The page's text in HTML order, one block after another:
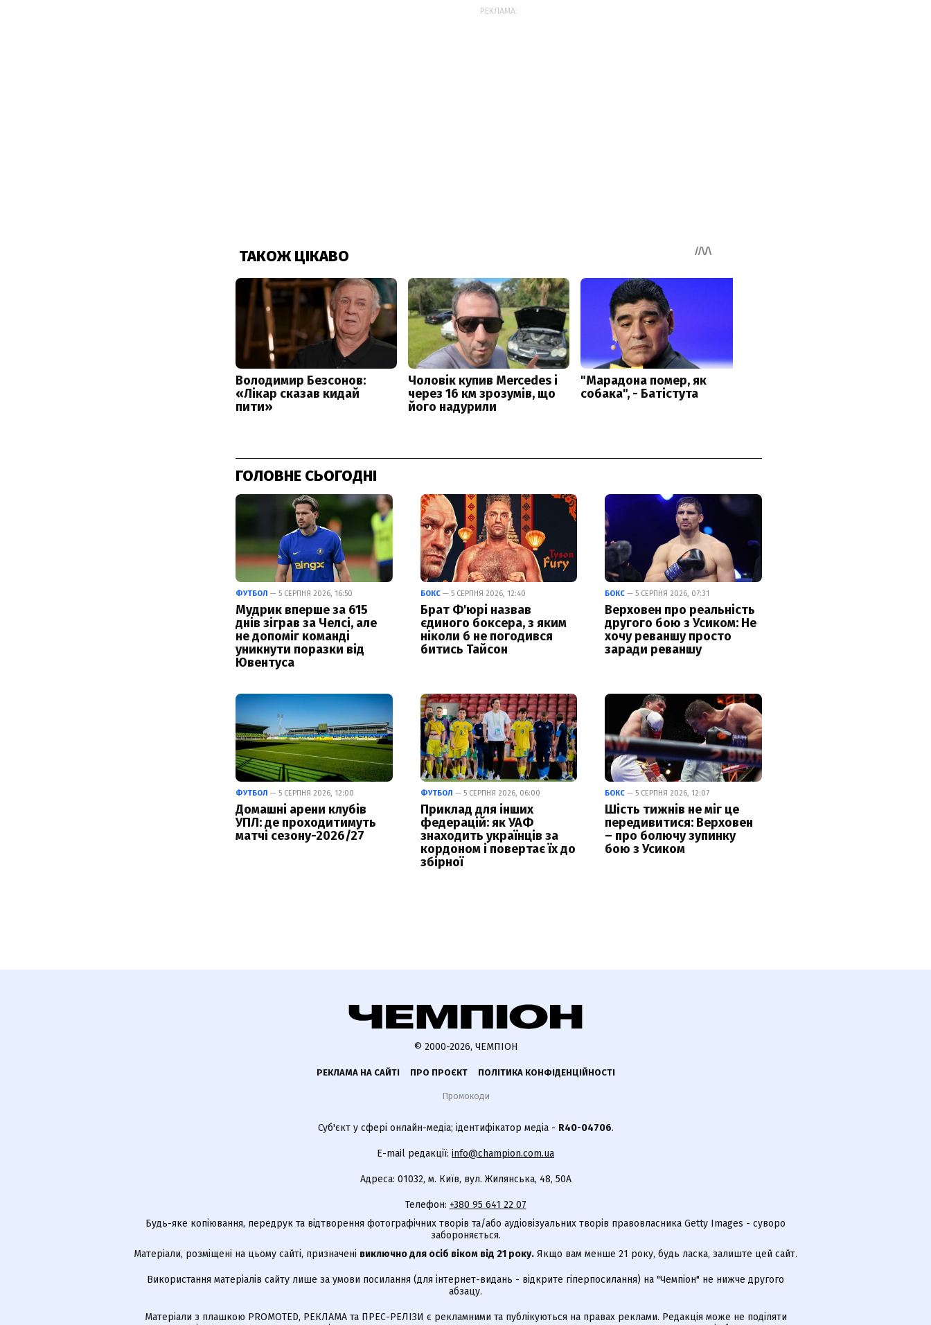
РЕКЛАМА:
ГОЛОВНЕ СЬОГОДНІ
ФУТБОЛ — 5 СЕРПНЯ 2026, 16:50
Мудрик вперше за 615
днів зіграв за Челсі, але
не допоміг команді
уникнути поразки від
Ювентуса
БОКС— 5 СЕРПНЯ 2026, 12:40
Брат Ф'юрі назвав
єдиного боксера, з яким
ніколи б не погодився
битись Тайсон
БОКС — 5 СЕРПНЯ 2026, 07:31
Верховен про реальність
другого бою з Усиком: Не
хочу реваншу просто
заради реваншу
ФУТБОЛ — 5 СЕРПНЯ 2026, 12:00
Домашні арени клубів
УПЛ: де проходитимуть
матчі сезону-2026/27
ФУТБОЛ — 5 СЕРПНЯ 2026, 06:00
Приклад для інших
федерацій: як УАФ
знаходить українців за
кордоном і повертає їх до
збірної
БОКС — 5 СЕРПНЯ 2026, 12:07
Шість тижнів не міг це
передивитися: Верховен
– про болючу зупинку
бою з Усиком
© 2000-2026, ЧЕМПІОН
РЕКЛАМА НА САЙТІ ПРО ПРОЄКТ ПОЛІТИКА КОНФІДЕНЦІЙНОСТІ
Промокоди
Суб'єкт у сфері онлайн-медіа; ідентифікатор медіа - R40-04706.
E-mail редакції: info@champion.com.ua
Адреса: 01032, м. Київ, вул. Жилянська, 48, 50А
Телефон: +380 95 641 22 07
Будь-яке копіювання, передрук та відтворення фотографічних творів та/або аудіовізуальних творів правовласника Getty Images - суворо
забороняється.
Матеріали, розміщені на цьому сайті, призначені виключно для осіб віком від 21 року. Якщо вам менше 21 року, будь ласка, залиште цей сайт.
Використання матеріалів сайту лише за умови посилання (для інтернет-видань - відкрите гіперпосилання) на "Чемпіон" не нижче другого
абзацу.
Матеріали з плашкою PROMOTED, РЕКЛАМА та ПРЕС-РЕЛІЗИ є рекламними та публікуються на правах реклами. Редакція може не поділяти